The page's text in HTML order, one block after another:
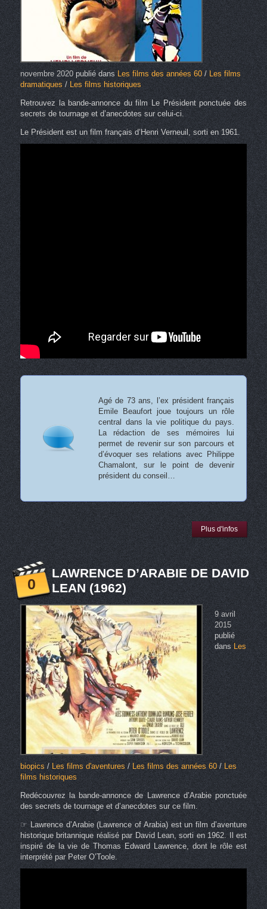
novembre 2020publié dans Les films des années 60/ Les films
dramatiques/ Les films historiques
Retrouvez la bande-annonce du film Le Président ponctuée des
secrets de tournage et d’anecdotes sur celui-ci.
Le Président est un film français d’Henri Verneuil, sorti en 1961.
Agé de 73 ans, l’ex président français
Emile Beaufort joue toujours un rôle
central dans la vie politique du pays.
La rédaction de ses mémoires lui
permet de revenir sur son parcours et
d’évoquer ses relations avec Philippe
Chamalont, sur le point de devenir
président du conseil…
Plus d'infos
0
LAWRENCE D’ARABIE DE DAVID
LEAN (1962)
9 avril
2015
publié
dansLes
biopics / Les films d'aventures / Les films des années 60/Les
films historiques
Redécouvrez la bande-annonce de Lawrence d’Arabie ponctuée
des secrets de tournage et d’anecdotes sur ce film.
☞ Lawrence d’Arabie (Lawrence of Arabia) est un film d’aventure
historique britannique réalisé par David Lean, sorti en 1962. Il est
inspiré de la vie de Thomas Edward Lawrence, dont le rôle est
interprété par Peter O’Toole.